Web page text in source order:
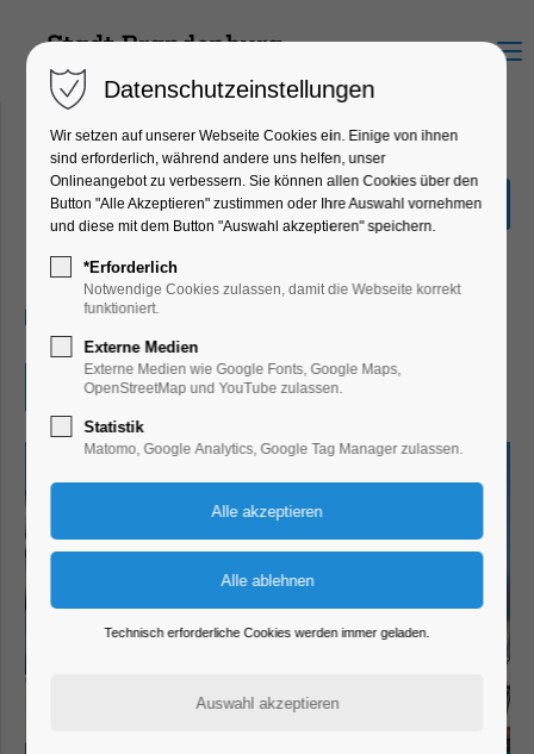
Menu
60. Havelfest
Highlight, Kinder, Jugend, Konzert, Musik,
Party, Feiern, Fest
22.06.2025, 10:00–19:00
Eintritt frei
Datenschutzeinstellungen
Wir setzen auf unserer Webseite Cookies ein. Einige von ihnen
sind erforderlich, während andere uns helfen, unser
Onlineangebot zu verbessern. Sie können allen Cookies über den
Button "Alle Akzeptieren" zustimmen oder Ihre Auswahl vornehmen
und diese mit dem Button "Auswahl akzeptieren" speichern.
*Erforderlich
Notwendige Cookies zulassen, damit die Webseite korrekt
funktioniert.
Externe Medien
Externe Medien wie Google Fonts, Google Maps,
OpenStreetMap und YouTube zulassen.
Statistik
Matomo, Google Analytics, Google Tag Manager zulassen.
Technisch erforderliche Cookies werden immer geladen.